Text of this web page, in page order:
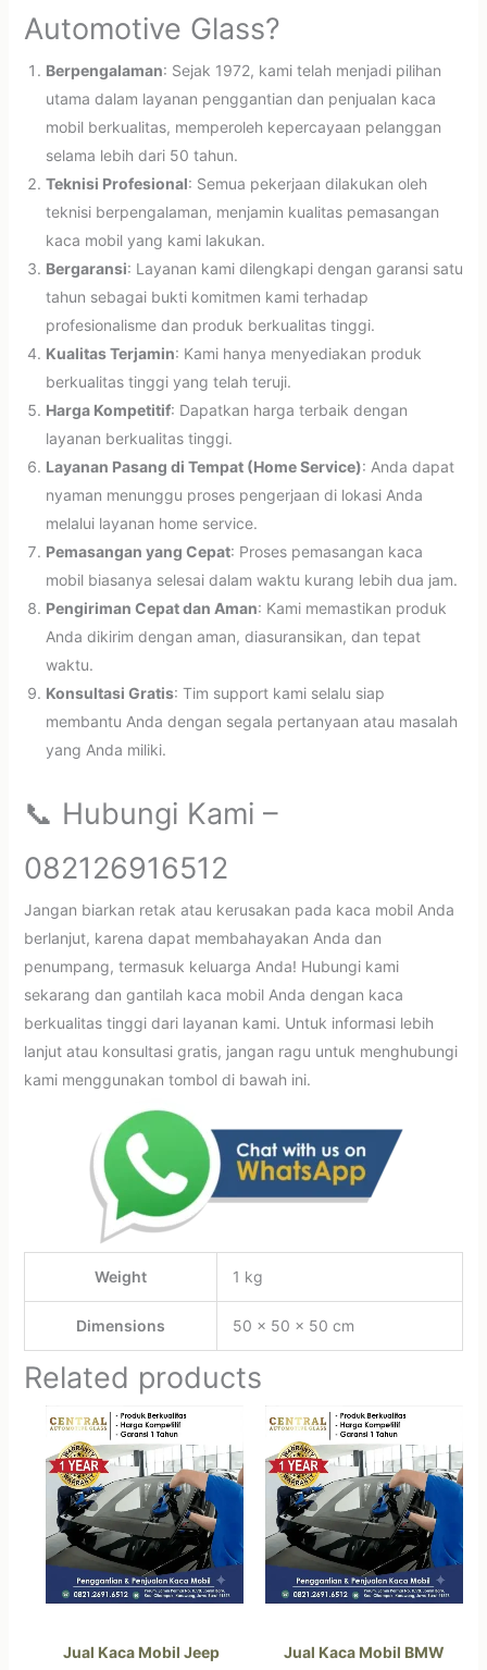
Automotive Glass?
Berpengalaman: Sejak 1972, kami telah menjadi pilihan
utama dalam layanan penggantian dan penjualan kaca
mobil berkualitas, memperoleh kepercayaan pelanggan
selama lebih dari 50 tahun.
Teknisi Profesional: Semua pekerjaan dilakukan oleh
teknisi berpengalaman, menjamin kualitas pemasangan
kaca mobil yang kami lakukan.
Bergaransi: Layanan kami dilengkapi dengan garansi satu
tahun sebagai bukti komitmen kami terhadap
profesionalisme dan produk berkualitas tinggi.
Kualitas Terjamin: Kami hanya menyediakan produk
berkualitas tinggi yang telah teruji.
Harga Kompetitif: Dapatkan harga terbaik dengan
layanan berkualitas tinggi.
Layanan Pasang di Tempat (Home Service): Anda dapat
nyaman menunggu proses pengerjaan di lokasi Anda
melalui layanan home service.
Pemasangan yang Cepat: Proses pemasangan kaca
mobil biasanya selesai dalam waktu kurang lebih dua jam.
Pengiriman Cepat dan Aman: Kami memastikan produk
Anda dikirim dengan aman, diasuransikan, dan tepat
waktu.
Konsultasi Gratis: Tim support kami selalu siap
membantu Anda dengan segala pertanyaan atau masalah
yang Anda miliki.
📞 Hubungi Kami –
082126916512
Jangan biarkan retak atau kerusakan pada kaca mobil Anda
berlanjut, karena dapat membahayakan Anda dan
penumpang, termasuk keluarga Anda! Hubungi kami
sekarang dan gantilah kaca mobil Anda dengan kaca
berkualitas tinggi dari layanan kami. Untuk informasi lebih
lanjut atau konsultasi gratis, jangan ragu untuk menghubungi
kami menggunakan tombol di bawah ini.
Weight 1 kg
Dimensions 50 × 50 × 50 cm
Related products
Jual Kaca Mobil Jeep Jual Kaca Mobil BMW